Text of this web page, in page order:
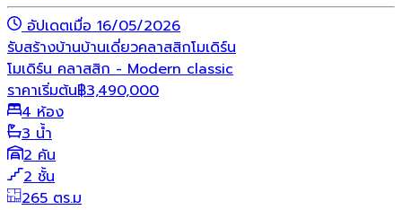
อัปเดตเมื่อ 16/05/2026
รับสร้างบ้านบ้านเดี่ยวคลาสสิกโมเดิร์น
โมเดิร์น คลาสสิก - Modern classic
ราคาเริ่มต้น฿3,490,000
4 ห้อง
3 น้ำ
2 คัน
2 ชั้น
265 ตร.ม